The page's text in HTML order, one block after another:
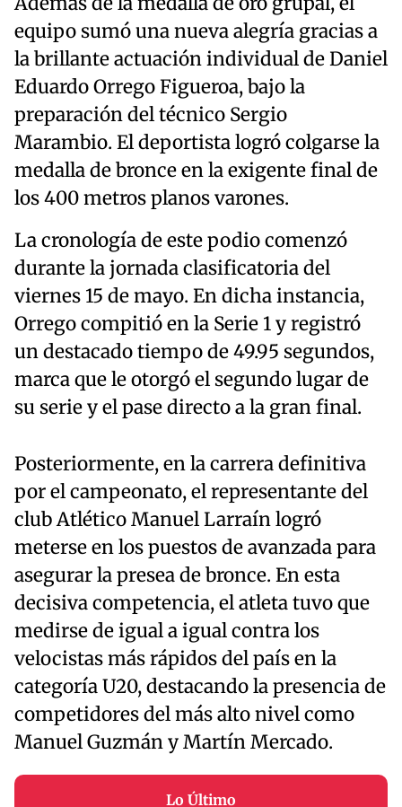
equipo sumó una nueva alegría gracias a
la brillante actuación individual de Daniel
Eduardo Orrego Figueroa, bajo la
preparación del técnico Sergio
Marambio. El deportista logró colgarse la
medalla de bronce en la exigente final de
los 400 metros planos varones.
La cronología de este podio comenzó
durante la jornada clasificatoria del
viernes 15 de mayo. En dicha instancia,
Orrego compitió en la Serie 1 y registró
un destacado tiempo de 49.95 segundos,
marca que le otorgó el segundo lugar de
su serie y el pase directo a la gran final.
Posteriormente, en la carrera definitiva
por el campeonato, el representante del
club Atlético Manuel Larraín logró
meterse en los puestos de avanzada para
asegurar la presea de bronce. En esta
decisiva competencia, el atleta tuvo que
medirse de igual a igual contra los
velocistas más rápidos del país en la
categoría U20, destacando la presencia de
competidores del más alto nivel como
Manuel Guzmán y Martín Mercado.
Lo Último